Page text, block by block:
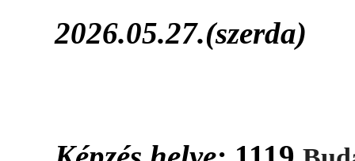
2026.05.27.(szerda)